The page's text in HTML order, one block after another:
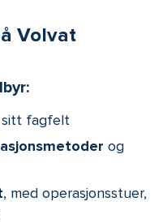
Volvat
fagfelt
og
, med operasjonsstuer,